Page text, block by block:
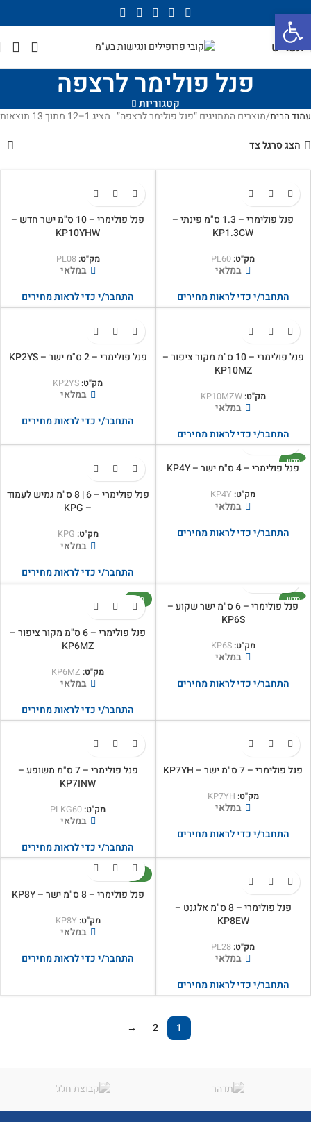
תפריט
פנל פולימר לרצפה
קטגוריות
עמוד הבית מוצרים המתויגים “פנל פולימר לרצפה” מציג 1–12 מתוך 13 תוצאות
הצג סרגל צד
פנל פולימרי – 1.3 ס"מ פינתי –
KP1.3CW
מק"ט: PL60
במלאי
התחבר/י כדי לראות מחירים
פנל פולימרי – 10 ס"מ ישר חדש –
KP10YHW
מק"ט:PL08
במלאי
התחבר/י כדי לראות מחירים
פנל פולימרי – 10 ס"מ מקור ציפור –
KP10MZ
מק"ט:KP10MZW
במלאי
התחבר/י כדי לראות מחירים
פנל פולימרי – 2 ס"מ ישר – KP2YS
מק"ט: KP2YS
במלאי
התחבר/י כדי לראות מחירים
חדש
פנל פולימרי – 4 ס"מ ישר – KP4Y
מק"ט: KP4Y
במלאי
התחבר/י כדי לראות מחירים
פנל פולימרי – 6 | 8 ס"מ גמיש לעמוד
– KPG
מק"ט: KPG
במלאי
התחבר/י כדי לראות מחירים
חדש
פנל פולימרי – 6 ס"מ ישר שקוע –
KP6S
מק"ט:KP6S
במלאי
התחבר/י כדי לראות מחירים
חדש
פנל פולימרי – 6 ס"מ מקור ציפור –
KP6MZ
מק"ט: KP6MZ
במלאי
התחבר/י כדי לראות מחירים
פנל פולימרי – 7 ס"מ ישר – KP7YH
מק"ט: KP7YH
במלאי
התחבר/י כדי לראות מחירים
פנל פולימרי – 7 ס"מ משופע –
KP7INW
מק"ט: PLKG60
במלאי
התחבר/י כדי לראות מחירים
פנל פולימרי – 8 ס"מ אלגנט –
KP8EW
מק"ט: PL28
במלאי
התחבר/י כדי לראות מחירים
חדש
פנל פולימרי – 8 ס"מ ישר – KP8Y
מק"ט: KP8Y
במלאי
התחבר/י כדי לראות מחירים
1
2
→
פתח סרגל נגישות